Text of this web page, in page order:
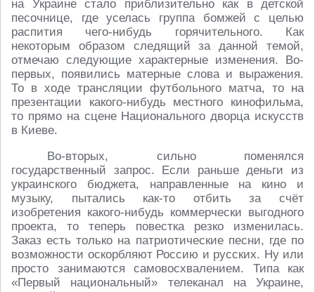
на Украине стало приблизительно как в детской
песочнице, где уселась группа бомжей с целью
распития чего-нибудь горячительного. Как
некоторым образом следящий за данной темой,
отмечаю следующие характерные изменения. Во-
первых, появились матерные слова и выражения.
То в ходе трансляции футбольного матча, то на
презентации какого-нибудь местного кинофильма,
то прямо на сцене Национального дворца искусств
в Киеве.
Во-вторых, сильно поменялся
государственный запрос. Если раньше деньги из
украинского бюджета, направленные на кино и
музыку, пытались как-то отбить за счёт
изобретения какого-нибудь коммерчески выгодного
проекта, то теперь повестка резко изменилась.
Заказ есть только на патриотические песни, где по
возможности оскорбляют Россию и русских. Ну или
просто занимаются самовосхвалением. Типа как
«Первый национальный» телеканал на Украине,